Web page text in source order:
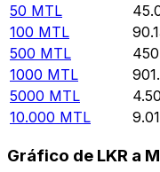
50 MTL
100 MTL
500 MTL
1000 MTL
5000 MTL
10.000 MTL
Gráfico de LKR a